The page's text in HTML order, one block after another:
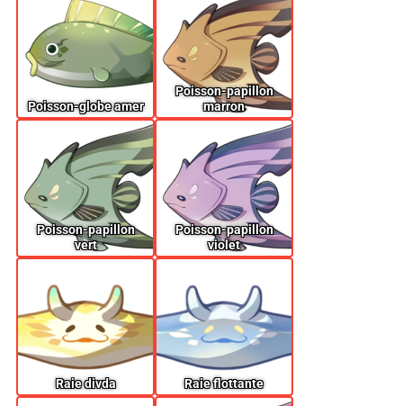
Poisson-globe amer
Poisson-papillon
marron
Poisson-papillon
vert
Poisson-papillon
violet
Raie divda Raie flottante